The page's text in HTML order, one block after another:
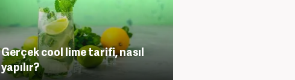
Gerçek cool lime tarifi, nasıl
yapılır?